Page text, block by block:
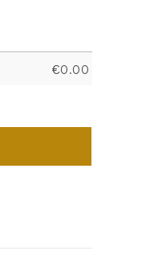
€0.00